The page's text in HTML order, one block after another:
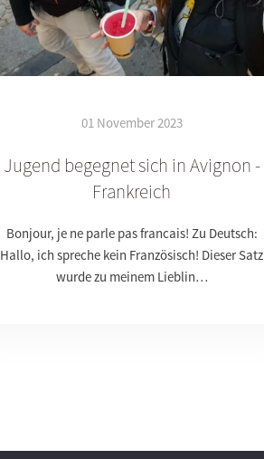
01 November 2023
Jugend begegnet sich in Avignon -
Frankreich
Bonjour, je ne parle pas francais! Zu Deutsch:
Hallo, ich spreche kein Französisch! Dieser Satz
wurde zu meinem Lieblin…